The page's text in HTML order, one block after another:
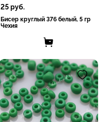
25руб.
Бисер круглый 376 белый, 5 гр
Чехия